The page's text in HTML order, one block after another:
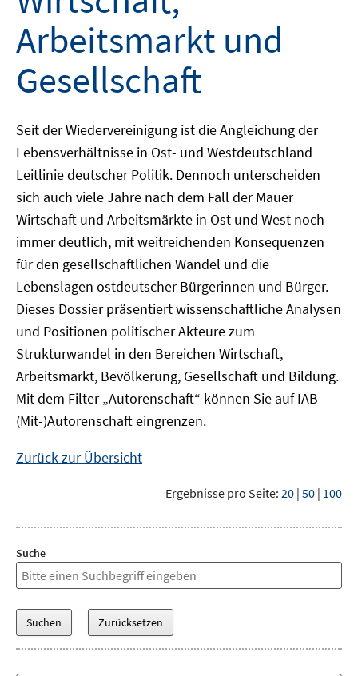
Arbeitsmarkt und
Gesellschaft
Seit der Wiedervereinigung ist die Angleichung der
Lebensverhältnisse in Ost- und Westdeutschland
Leitlinie deutscher Politik. Dennoch unterscheiden
sich auch viele Jahre nach dem Fall der Mauer
Wirtschaft und Arbeitsmärkte in Ost und West noch
immer deutlich, mit weitreichenden Konsequenzen
für den gesellschaftlichen Wandel und die
Lebenslagen ostdeutscher Bürgerinnen und Bürger.
Dieses Dossier präsentiert wissenschaftliche Analysen
und Positionen politischer Akteure zum
Strukturwandel in den Bereichen Wirtschaft,
Arbeitsmarkt, Bevölkerung, Gesellschaft und Bildung.
Mit dem Filter „Autorenschaft“ können Sie auf IAB-
(Mit-)Autorenschaft eingrenzen.
Zurück zur Übersicht
Ergebnisse pro Seite: 20 | 50 | 100
Suche